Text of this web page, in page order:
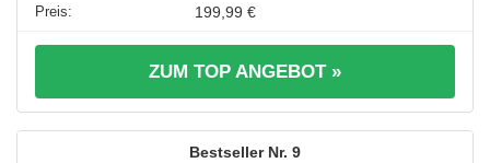
199,99 €
ZUM TOP ANGEBOT »
9